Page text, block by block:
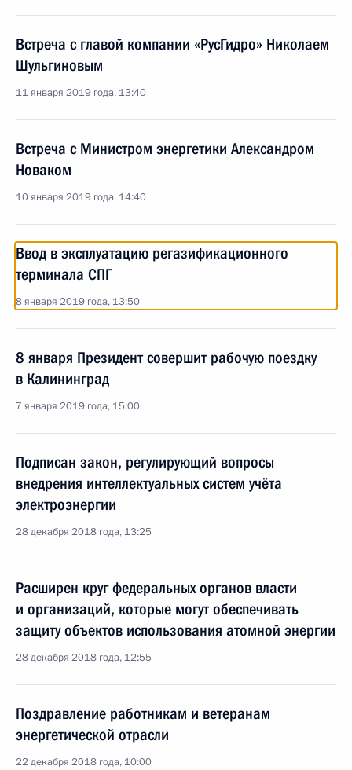
Встреча с главой компании «РусГидро» Николаем
Шульгиновым
11 января 2019 года, 13:40
Встреча с Министром энергетики Александром
Новаком
10 января 2019 года, 14:40
Ввод в эксплуатацию регазификационного
терминала СПГ
8 января 2019 года, 13:50
8 января Президент совершит рабочую поездку
в Калининград
7 января 2019 года, 15:00
Подписан закон, регулирующий вопросы
внедрения интеллектуальных систем учёта
электроэнергии
28 декабря 2018 года, 13:25
Расширен круг федеральных органов власти
и организаций, которые могут обеспечивать
защиту объектов использования атомной энергии
28 декабря 2018 года, 12:55
Поздравление работникам и ветеранам
энергетической отрасли
22 декабря 2018 года, 10:00